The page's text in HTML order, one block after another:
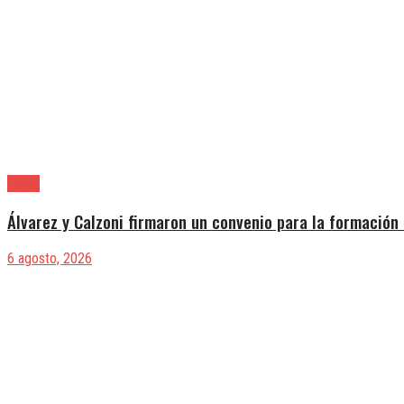
Álvarez y Calzoni firmaron un convenio para la
6 agosto, 2026